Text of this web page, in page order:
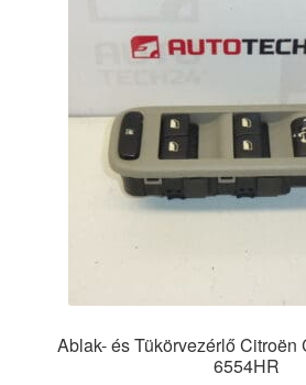
Ablak- és Tükörvezérlő Citroën
6554HR